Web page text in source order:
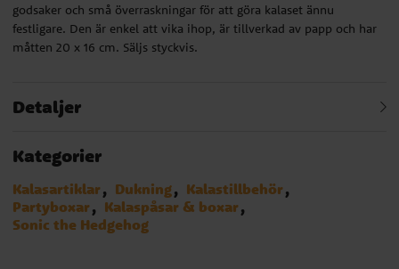
godsaker och små överraskningar för att göra kalaset ännu
festligare. Den är enkel att vika ihop, är tillverkad av papp och har
måtten 20 x 16 cm. Säljs styckvis.
Detaljer
Kategorier
Kalasartiklar Dukning
Kalastillbehör
Partyboxar
Kalaspåsar & boxar
Sonic the Hedgehog